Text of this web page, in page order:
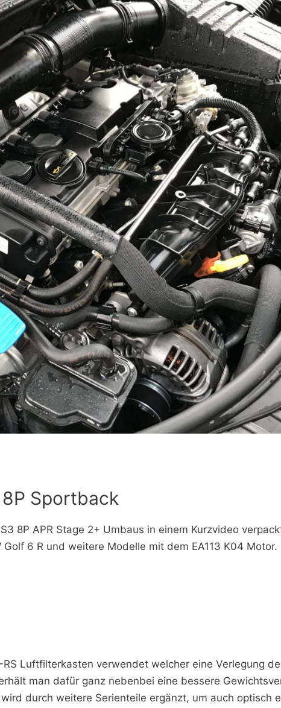
Sportback
8P APR Stage 2+ Umbaus in einem Kurzvideo
6 R und weitere Modelle mit dem EA113 K04 Motor.
Luftfilterkasten verwendet welcher eine Verlegung
man dafür ganz nebenbei eine bessere
durch weitere Serienteile ergänzt, um auch optisch